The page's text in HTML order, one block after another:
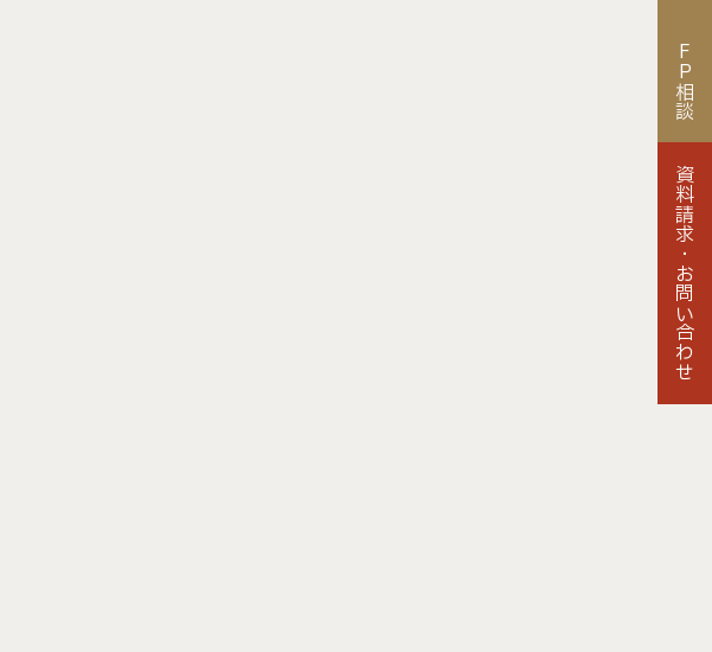
FP相談
資料請求・
お問い合わせ